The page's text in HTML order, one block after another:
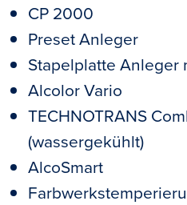
CP 2000
Preset Anleger
Stapelplatte Anleger
Alcolor Vario
TECHNOTRANS
(wassergekühlt)
AlcoSmart